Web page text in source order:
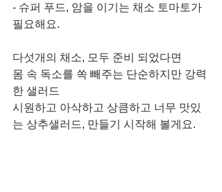
- 슈퍼 푸드, 암을 이기는 채소 토마토가
필요해요.
다섯개의 채소, 모두 준비 되었다면
몸 속 독소를 쏙 빼주는 단순하지만 강력
한 샐러드
시원하고 아삭하고 상큼하고 너무 맛있
는 상추샐러드, 만들기 시작해 볼게요.